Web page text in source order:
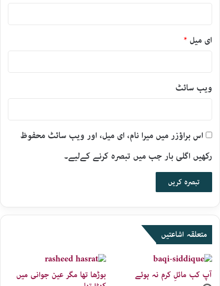
ای میل *
ویب‌ سائٹ
اس براؤزر میں میرا نام، ای میل، اور ویب سائٹ محفوظ
رکھیں اگلی بار جب میں تبصرہ کرنے کےلیے۔
متعلقہ اشاعتیں
آپ کب مائلِ کرم نہ ہوئے
بوڑھا تھا مگر عین جوانی میں